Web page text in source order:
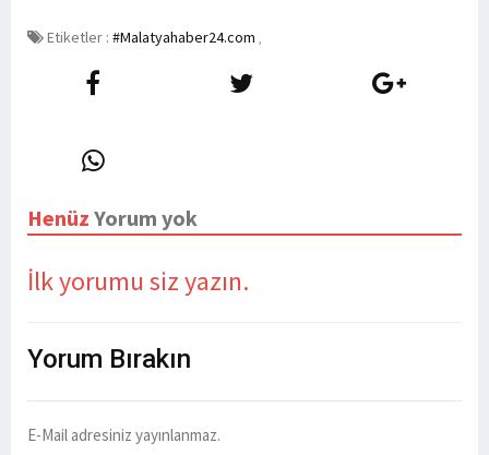
Etiketler : #Malatyahaber24.com ,
Henüz Yorum yok
İlk yorumu siz yazın.
Yorum Bırakın
E-Mail adresiniz yayınlanmaz.